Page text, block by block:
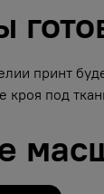
принт
под